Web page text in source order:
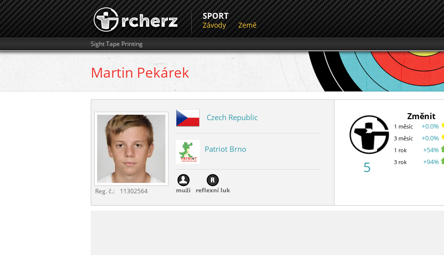
SPORT
Závody Země
Sight Tape Printing
Martin Pekárek
Reg. č.: 11302564
Czech Republic
Patriot Brno
muži reflexní luk
5
Změnit
1 měsíc
3 měsíc
1 rok
3 rok
+0.0%
+0.0%
+54%
+94%